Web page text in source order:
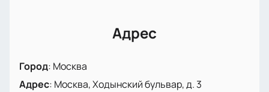
HammAli & Navai в «Мегаспорте» обещает стать
ярким событием весны, которое подарит вам море
Адрес
Город: Москва
Адрес: Москва, Ходынский бульвар, д. 3